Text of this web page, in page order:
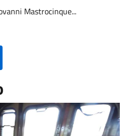
Mastrocinque...